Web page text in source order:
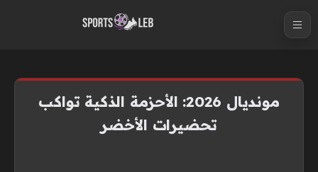
مونديال 2026: الأحزمة الذكية تواكب
تحضيرات الأخضر